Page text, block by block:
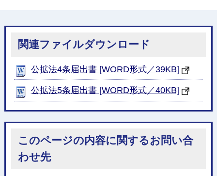
関連ファイルダウンロード
公拡法4条届出書 [WORD形式／39KB]
公拡法5条届出書 [WORD形式／40KB]
このページの内容に関するお問い合
わせ先